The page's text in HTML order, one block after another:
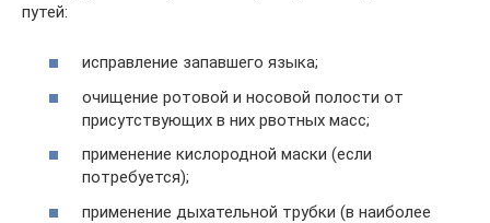
путей:
исправление запавшего языка;
очищение ротовой и носовой полости от
присутствующих в них рвотных масс;
применение кислородной маски (если
потребуется);
применение дыхательной трубки (в наиболее